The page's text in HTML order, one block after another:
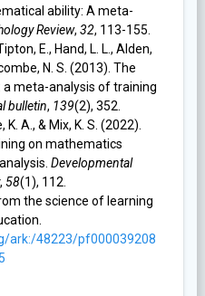
ability: A meta-
Review, 32, 113-155.
E., Hand, L. L., Alden,
N. S. (2013). The
meta-analysis of training
bulletin, 139(2), 352.
K. A., & Mix, K. S. (2022).
on mathematics
Developmental
, 58(1), 112.
the science of learning
ark:/48223/pf000039208
5